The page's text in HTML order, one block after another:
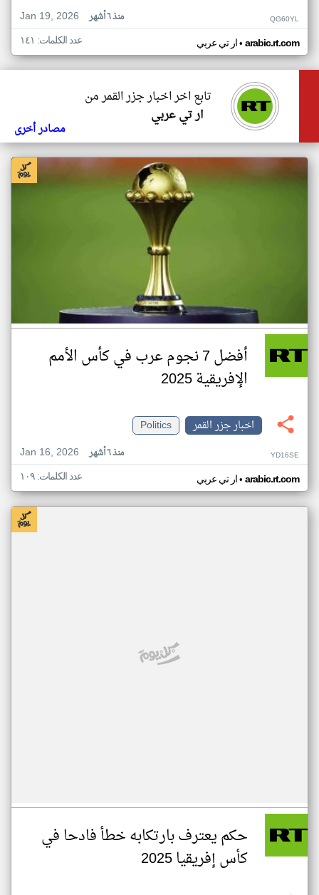
Jan 19, 2026
منذ ٦ أشهر QG60YL
ار تي عربي• arabic.rt.com عدد الكلمات: ١٤١
تابع اخر اخبار جزر القمر من
ار تي عربي
مصادر أخرى
أفضل 7 نجوم عرب في كأس الأمم
الإفريقية 2025
اخبار جزر القمر
Politics
Jan 16, 2026
منذ ٦ أشهر YD16SE
ار تي عربي• arabic.rt.com عدد الكلمات: ١٠٩
حكم يعترف بارتكابه خطأ فادحا في
كأس إفريقيا 2025